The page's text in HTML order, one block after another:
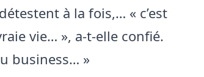
à la fois,… « c’est
vie… », a-t-elle confié.
business… »